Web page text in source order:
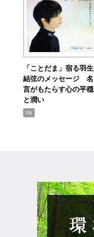
「ことだま」宿る羽生
結弦のメッセージ 名
言がもたらす心の平穏
と潤い
PR